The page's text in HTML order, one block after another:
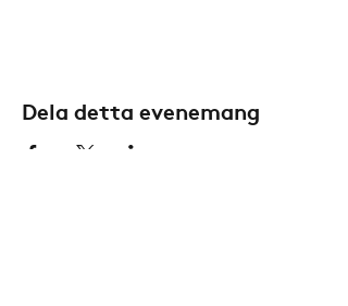
Dela detta evenemang